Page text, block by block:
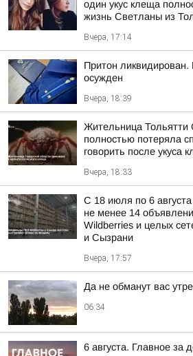
один укус клеща
жизнь Светланы из
Вчера, 17:14
Притон
осужден
Вчера, 18:39
Жительница Тольятти
полностью потеряла
говорить после укуса
Вчера, 18:33
С 18 июля по 6
не менее 14
Wildberries и целых
и Сызрани
Вчера, 17:57
Да не обманут вас
06:34
6 августа. Главное за